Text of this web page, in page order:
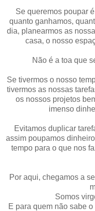
Se queremos poupar
quanto ganhamos,
dia, planearmos as
casa, o nosso
Não é a toa que
Se tivermos o nosso
tivermos as nossas
os nossos projetos
imenso
Evitamos duplicar
assim poupamos
tempo para o que nos
Por aqui, chegamos a
Somos
E para quem não sabe